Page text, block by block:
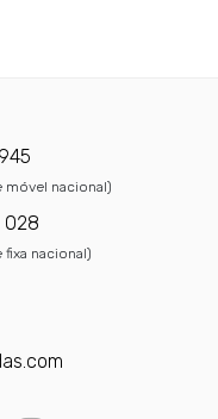
móvel nacional)
028
fixa nacional)